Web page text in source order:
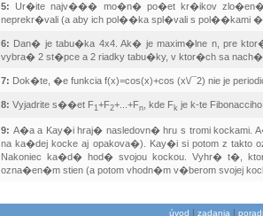
5:Ur�ite najv��� mo�n� po�et kr�ikov
neprekr�vali (a aby ich pol��ka spl�vali s pol��kami
6: Dan� je tabu�ka 4x4. Ak� je maxim�lne n, pre
vybra� 2 st�pce a 2 riadky tabu�ky, v ktor�ch sa
7: Dok�te, �e funkcia f(x)=cos(x)+cos (x\/¯2) nie je
8: Vyjadrite s��et F1+F2+...+Fn , kde Fk je k-te
9: A�a a Kay�i hraj� nasledovn� hru s tromi
na ka�dej kocke aj opakova�). Kay�i si potom z takto
Nakoniec ka�d� hod� svojou kockou. Vyhr� t�,
ozna�en�m stien (a potom vhodn�m v�berom svojej
úvod | zadania |